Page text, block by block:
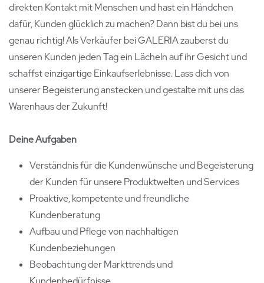
direkten Kontakt mit Menschen und hast ein Händchen
dafür, Kunden glücklich zu machen? Dann bist du bei uns
genau richtig! Als Verkäufer bei GALERIA zauberst du
unseren Kunden jeden Tag ein Lächeln auf ihr Gesicht und
schaffst einzigartige Einkaufserlebnisse. Lass dich von
unserer Begeisterung anstecken und gestalte mit uns das
Warenhaus der Zukunft!
Deine Aufgaben
Verständnis für die Kundenwünsche und Begeisterung
der Kunden für unsere Produktwelten und Services
Proaktive, kompetente und freundliche
Kundenberatung
Aufbau und Pflege von nachhaltigen
Kundenbeziehungen
Beobachtung der Markttrends und